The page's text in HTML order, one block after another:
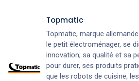
Topmatic
Topmatic, marque
le petit électroménager, se
innovation, sa qualité et sa
pour durer, ses produits
que les robots de cuisine,